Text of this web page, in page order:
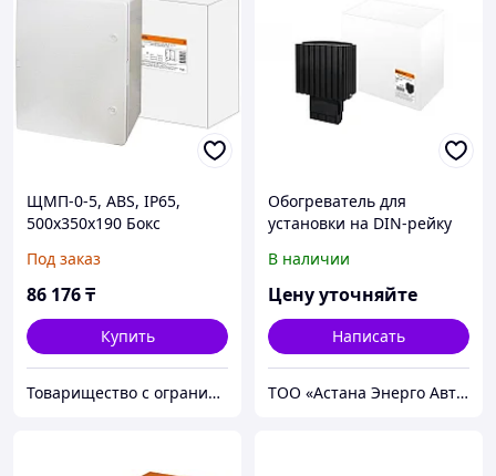
ЩМП-0-5, ABS, IP65,
500x350x190 Бокс
антивандальный
Под заказ
86 176₸
Купить
Товарищество с ограниченной ответственностью "Nabludenie.kz"
Обогреватель для
установки на DIN-рейку
В наличии
Цену уточняйте
Написать
ТОО «Астана Энерго Автоматика»